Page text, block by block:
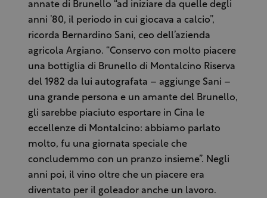
annate di Brunello “ad iniziare da quelle degli
anni ’80, il periodo in cui giocava a calcio”,
ricorda Bernardino Sani, ceo dell’azienda
agricola Argiano. “Conservo con molto piacere
una bottiglia di Brunello di Montalcino Riserva
del 1982 da lui autografata – aggiunge Sani –
una grande persona e un amante del Brunello,
gli sarebbe piaciuto esportare in Cina le
eccellenze di Montalcino: abbiamo parlato
molto, fu una giornata speciale che
concludemmo con un pranzo insieme”. Negli
anni poi, il vino oltre che un piacere era
diventato per il goleador anche un lavoro.